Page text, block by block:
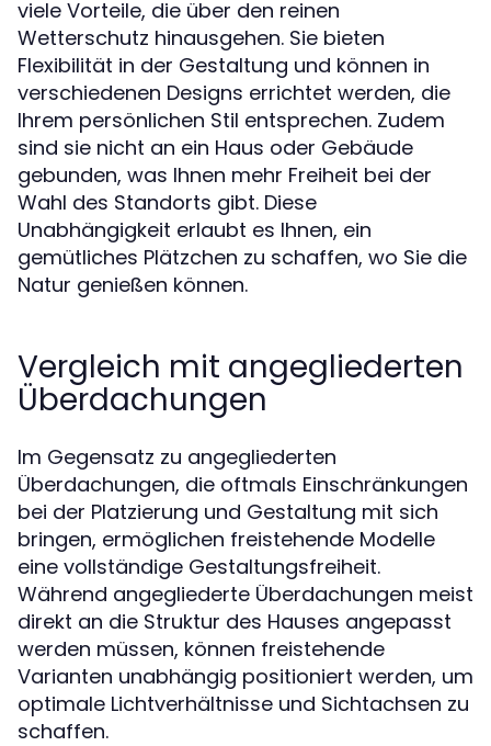
viele Vorteile, die über den reinen
Wetterschutz hinausgehen. Sie bieten
Flexibilität in der Gestaltung und können in
verschiedenen Designs errichtet werden, die
Ihrem persönlichen Stil entsprechen. Zudem
sind sie nicht an ein Haus oder Gebäude
gebunden, was Ihnen mehr Freiheit bei der
Wahl des Standorts gibt. Diese
Unabhängigkeit erlaubt es Ihnen, ein
gemütliches Plätzchen zu schaffen, wo Sie die
Natur genießen können.
Vergleich mit angegliederten
Überdachungen
Im Gegensatz zu angegliederten
Überdachungen, die oftmals Einschränkungen
bei der Platzierung und Gestaltung mit sich
bringen, ermöglichen freistehende Modelle
eine vollständige Gestaltungsfreiheit.
Während angegliederte Überdachungen meist
direkt an die Struktur des Hauses angepasst
werden müssen, können freistehende
Varianten unabhängig positioniert werden, um
optimale Lichtverhältnisse und Sichtachsen zu
schaffen.